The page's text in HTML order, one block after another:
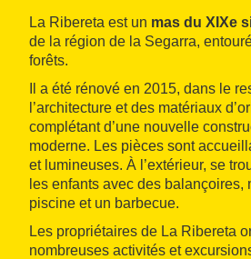
La Ribereta est un mas du XIXe
de la région de la Segarra,
forêts.
Il a été rénové en 2015, dans le
l’architecture et des matériaux
complétant d’une nouvelle
moderne. Les pièces sont
et lumineuses. À l’extérieur, se
les enfants avec des balançoires,
piscine et un barbecue.
Les propriétaires de La Ribereta
nombreuses activités et